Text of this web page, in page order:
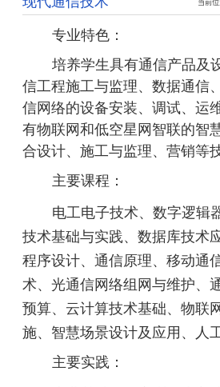
专业特色：
培养学生具有通信产品及
信工程施工与监理、数据通信
信网络的设备安装、调试、运
有物联网和低空星网智联的智
合设计、施工与监理、营销等
主要课程：
电工电子技术、数字逻辑
技术基础与实践、数据库技术
程序设计、通信原理、移动通
术、光通信网络组网与维护、
预算、云计算技术基础、物联
施、智慧场景设计及应用、人
主要实践：